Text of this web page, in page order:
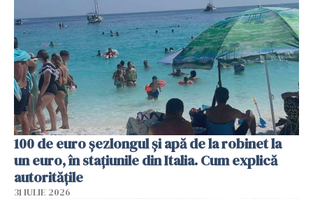
100 de euro șezlongul și apă de la robinet la
un euro, în stațiunile din Italia. Cum explică
autoritățile
31 IULIE 2026